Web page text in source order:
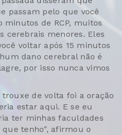
passam pelo que você
minutos de RCP, muitos
cerebrais menores. Eles
voltar após 15 minutos
dano cerebral não é
por isso nunca vimos
de volta foi a oração
estar aqui. E se eu
ter minhas faculdades
tenho", afirmou o